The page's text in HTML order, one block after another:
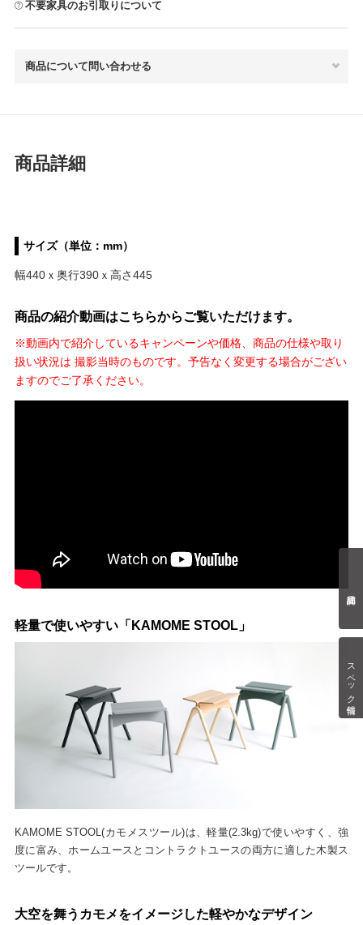
スペック情報
不要家具のお引取りについて
商品について問い合わせる
商品詳細
サイズ（単位：mm）
幅440ｘ奥行390ｘ高さ445
商品の紹介動画はこちらからご覧いただけます。
※動画内で紹介しているキャンペーンや価格、商品の仕様や取り
扱い状況は 撮影当時のものです。予告なく変更する場合がござい
ますのでご了承ください。
軽量で使いやすい「KAMOME STOOL」
KAMOME STOOL(カモメスツール)は、軽量(2.3kg)で使いやすく、強
度に富み、ホームユースとコントラクトユースの両方に適した木製ス
ツールです。
大空を舞うカモメをイメージした軽やかなデザイン